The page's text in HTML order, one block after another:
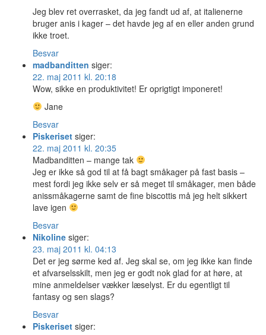
Jeg blev ret overrasket, da jeg fandt ud af, at italienerne
bruger anis i kager – det havde jeg af en eller anden grund
ikke troet.
Besvar
madbanditten siger:
22. maj 2011 kl. 20:18
Wow, sikke en produktivitet! Er oprigtigt imponeret!
Jane
Besvar
Piskeriset siger:
22. maj 2011 kl. 20:35
Madbanditten – mange tak
Jeg er ikke så god til at få bagt småkager på fast basis –
mest fordi jeg ikke selv er så meget til småkager, men både
anissmåkagerne samt de fine biscottis må jeg helt sikkert
lave igen
Besvar
Nikoline siger:
23. maj 2011 kl. 04:13
Det er jeg sørme ked af. Jeg skal se, om jeg ikke kan finde
et afvarselsskilt, men jeg er godt nok glad for at høre, at
mine anmeldelser vækker læselyst. Er du egentligt til
fantasy og sen slags?
Besvar
Piskeriset siger: